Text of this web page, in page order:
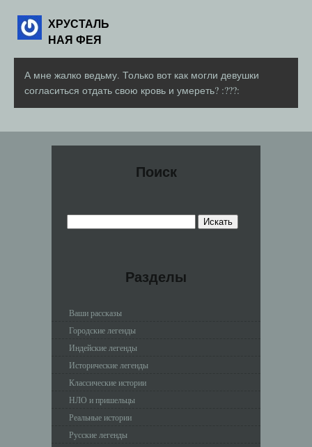
ХРУСТАЛЬ
НАЯ ФЕЯ
А мне жалко ведьму. Только вот как могли девушки
согласиться отдать свою кровь и умереть? :???:
Поиск
Разделы
Ваши рассказы
Городские легенды
Индейские легенды
Исторические легенды
Классические истории
НЛО и пришельцы
Реальные истории
Русские легенды